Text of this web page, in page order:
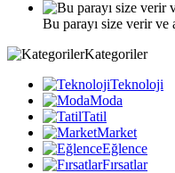
Bu parayı size verir ve
Kategoriler
Teknoloji
Moda
Tatil
Market
Eğlence
Fırsatlar